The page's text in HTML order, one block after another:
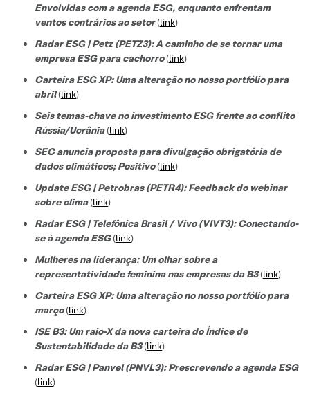
Envolvidas com a agenda ESG, enquanto enfrentam
ventos contrários ao setor(link)
Radar ESG | Petz (PETZ3): A caminho de se tornar uma
empresa ESG para cachorro(link)
Carteira ESG XP: Uma alteração no nosso portfólio para
abril(link)
Seis temas-chave no investimento ESG frente ao conflito
Rússia/Ucrânia(link)
SEC anuncia proposta para divulgação obrigatória de
dados climáticos; Positivo(link)
Update ESG | Petrobras (PETR4): Feedback do webinar
sobre clima(link)
Radar ESG | Telefônica Brasil / Vivo (VIVT3): Conectando-
se à agenda ESG(link)
Mulheres na liderança: Um olhar sobre a
representatividade feminina nas empresas da B3(link)
Carteira ESG XP: Uma alteração no nosso portfólio para
março(link)
ISE B3: Um raio-X da nova carteira do Índice de
Sustentabilidade da B3(link)
Radar ESG | Panvel (PNVL3): Prescrevendo a agenda ESG
(link)